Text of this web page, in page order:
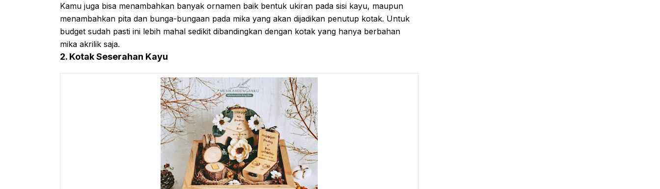
Kamu juga bisa menambahkan banyak ornamen baik bentuk ukiran pada sisi kayu, maupun
menambahkan pita dan bunga-bungaan pada mika yang akan dijadikan penutup kotak. Untuk
budget sudah pasti ini lebih mahal sedikit dibandingkan dengan kotak yang hanya berbahan
mika akrilik saja.
2. Kotak Seserahan Kayu